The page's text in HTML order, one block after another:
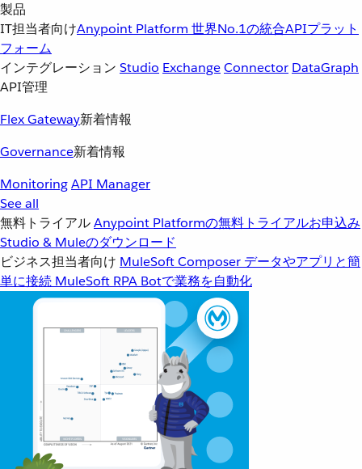
製品
IT担当者向けAnypoint Platform 世界No.1の統合APIプラット
フォーム
インテグレーション Studio ExchangeConnector DataGraph
API管理
Flex Gateway新着情報
Governance新着情報
MonitoringAPI Manager
See all
無料トライアルAnypoint Platformの無料トライアルお申込み
Studio & Muleのダウンロード
ビジネス担当者向け MuleSoft Composer データやアプリと簡
単に接続 MuleSoft RPA Botで業務を自動化